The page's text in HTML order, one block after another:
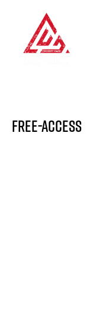
Free-access